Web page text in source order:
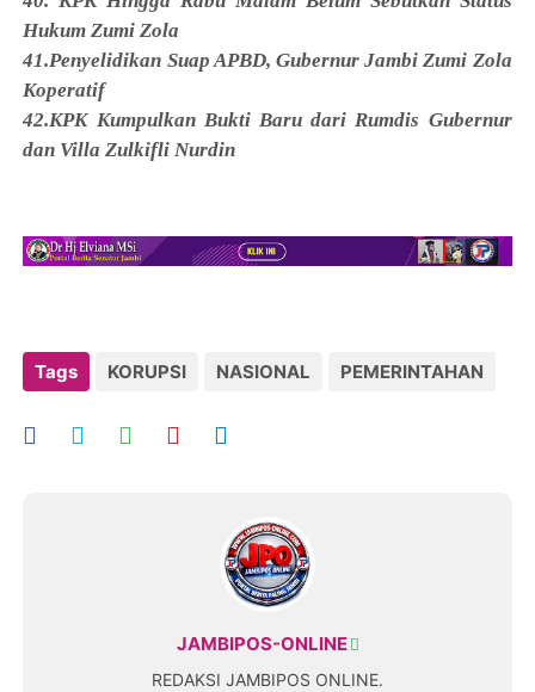
Hukum Zumi Zola
41.Penyelidikan Suap APBD, Gubernur Jambi Zumi Zola
Koperatif
42.KPK Kumpulkan Bukti Baru dari Rumdis Gubernur
dan Villa Zulkifli Nurdin
Tags KORUPSI NASIONAL PEMERINTAHAN
JAMBIPOS-ONLINE
REDAKSI JAMBIPOS ONLINE.